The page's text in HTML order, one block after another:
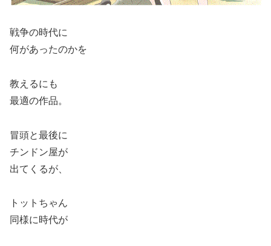
戦争の時代に
何があったのかを
教えるにも
最適の作品。
冒頭と最後に
チンドン屋が
出てくるが、
トットちゃん
同様に時代が